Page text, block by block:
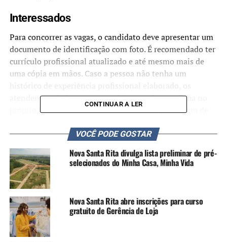
Interessados
Para concorrer as vagas, o candidato deve apresentar um
documento de identificação com foto. É recomendado ter
currículo profissional atualizado e até mesmo mais de
uma cópia em mãos. Caso a pessoa não tenha um
atendentes ajudam no preenchimento de uma ficha no
próprio local. Os atendimentos ocorrerão por ordem de
TÓPICOS RELACIONADOS:
CANOAS
CARAVANA DE EMPREGOS
EMPRESA FEATURED VAGAS
A SEGUIR UP
CIEE-RS está com vagas de estágio em diversas áreas e
bolsas que podem chegar a R$ 2mil
NÃO SE ESQUEÇA
Próxima Caravana de Empregos de Canoas ocorre no Senai
com 1.450 vagas
CONTINUAR A LER
VOCÊ PODE GOSTAR
Nova Santa Rita divulga lista preliminar de pré-
selecionados do Minha Casa, Minha Vida
Nova Santa Rita abre inscrições para curso
gratuito de Gerência de Loja